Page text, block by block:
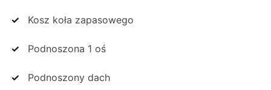
Kosz koła zapasowego
Podnoszona 1 oś
Podnoszony dach